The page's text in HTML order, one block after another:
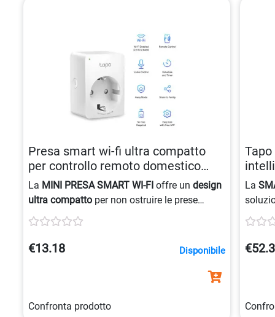
Presa smart wi-fi ultra compatto
per controllo remoto domestico
4897098681619
La MINI PRESA SMART WI-FI offre un design
ultra compatto per non ostruire le prese
adiacenti. Controlla i tuoi elettrodomestici
con l’ app Tapo
funzionalità come
programmazione, timere
con Amazon Alexa e Google
€13.18 Disponibile
Confronta prodotto
La